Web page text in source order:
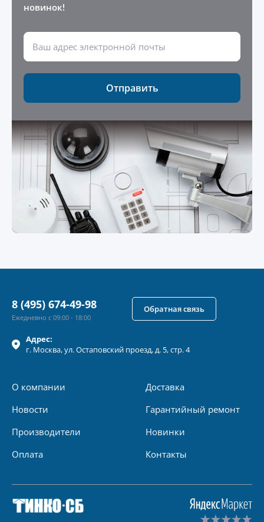
новинок!
Отправить
Адрес:
г. Москва, ул.Остаповский проезд, д. 5, стр. 4
О компании
Новости
Производители
Оплата
Доставка
Гарантийный ремонт
Новинки
Контакты
8 (495) 674-49-98
Ежедневно с 09:00 - 18:00
Обратная связь